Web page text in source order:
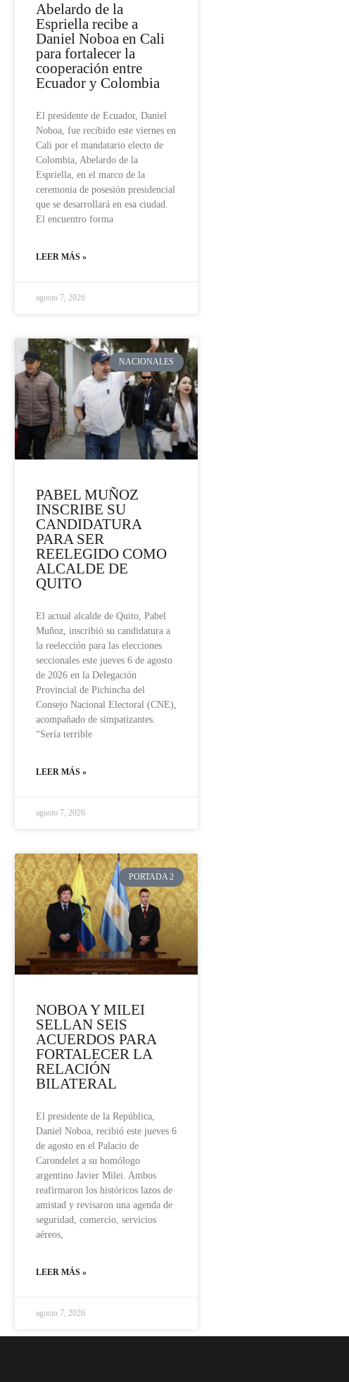
Abelardo de la
Espriella recibe a
Daniel Noboa en Cali
para fortalecer la
cooperación entre
Ecuador y Colombia
El presidente de Ecuador, Daniel
Noboa, fue recibido este viernes en
Cali por el mandatario electo de
Colombia, Abelardo de la
Espriella, en el marco de la
ceremonia de posesión presidencial
que se desarrollará en esa ciudad.
El encuentro forma
LEER MÁS »
agosto 7, 2026
NACIONALES
PABEL MUÑOZ
INSCRIBE SU
CANDIDATURA
PARA SER
REELEGIDO COMO
ALCALDE DE
QUITO
El actual alcalde de Quito, Pabel
Muñoz, inscribió su candidatura a
la reelección para las elecciones
seccionales este jueves 6 de agosto
de 2026 en la Delegación
Provincial de Pichincha del
Consejo Nacional Electoral (CNE),
acompañado de simpatizantes.
“Sería terrible
LEER MÁS »
agosto 7, 2026
PORTADA 2
NOBOA Y MILEI
SELLAN SEIS
ACUERDOS PARA
FORTALECER LA
RELACIÓN
BILATERAL
El presidente de la República,
Daniel Noboa, recibió este jueves 6
de agosto en el Palacio de
Carondelet a su homólogo
argentino Javier Milei. Ambos
reafirmaron los históricos lazos de
amistad y revisaron una agenda de
seguridad, comercio, servicios
aéreos,
LEER MÁS »
agosto 7, 2026